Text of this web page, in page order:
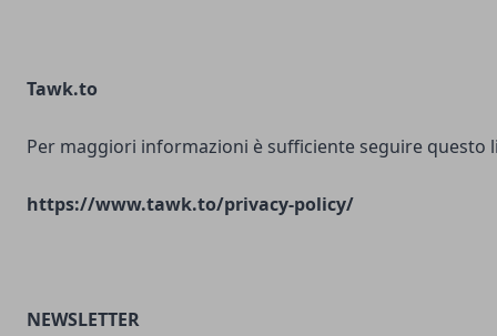
Tawk.to
Per maggiori informazioni è sufficiente seguire questo
https://www.tawk.to/privacy-policy/
NEWSLETTER